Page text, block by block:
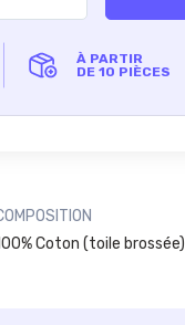
À PARTIR
DE 10 PIÈCES
Coton (toile brossée)